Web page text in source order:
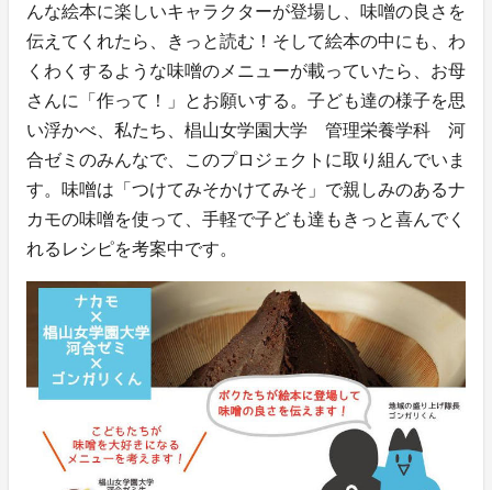
んな絵本に楽しいキャラクターが登場し、味噌の良さを
伝えてくれたら、きっと読む！そして絵本の中にも、わ
くわくするような味噌のメニューが載っていたら、お母
さんに「作って！」とお願いする。子ども達の様子を思
い浮かべ、私たち、椙山女学園大学 管理栄養学科 河
合ゼミのみんなで、このプロジェクトに取り組んでいま
す。味噌は「つけてみそかけてみそ」で親しみのあるナ
カモの味噌を使って、手軽で子ども達もきっと喜んでく
れるレシピを考案中です。